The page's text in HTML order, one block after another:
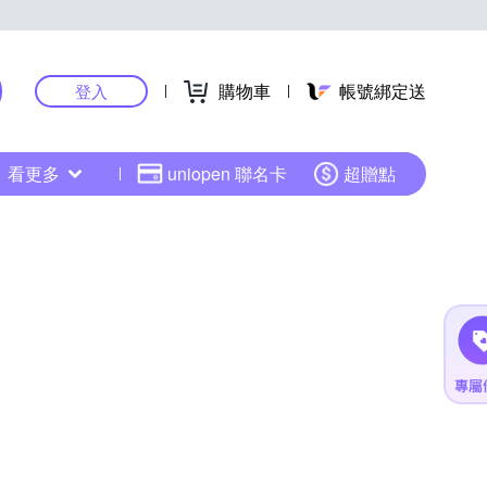
登入 購物車 帳號綁定送
看更多 uniopen 聯名卡 超贈點